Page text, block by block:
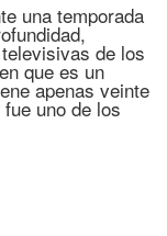
una temporada
de los
que es un
apenas veinte
uno de los